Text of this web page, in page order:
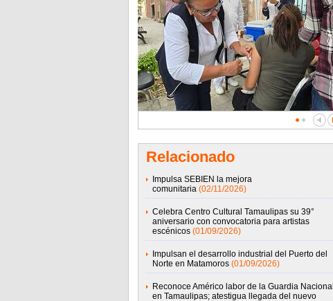
Relacionado
Impulsa SEBIEN la mejora
comunitaria (02/11/2026)
Celebra Centro Cultural Tamaulipas su 39°
aniversario con convocatoria para artistas
escénicos (01/09/2026)
Impulsan el desarrollo industrial del Puerto del
Norte en Matamoros (01/09/2026)
Reconoce Américo labor de la Guardia Nacional
en Tamaulipas; atestigua llegada del nuevo